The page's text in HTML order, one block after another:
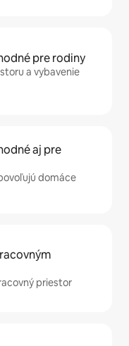
pre rodiny
a vybavenie
aj pre
domáce
priestor